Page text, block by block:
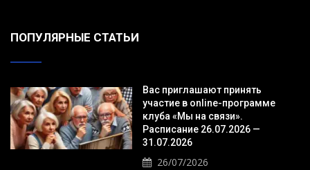
ПОПУЛЯРНЫЕ СТАТЬИ
Вас приглашают принять
участие в online-программе
клуба «Мы на связи».
Расписание 26.07.2026 —
31.07.2026
26/07/2026